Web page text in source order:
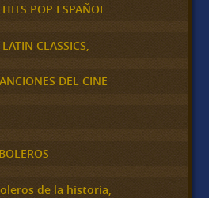
POP ESPAÑOL
CLASSICS,
DEL CINE
de la historia,